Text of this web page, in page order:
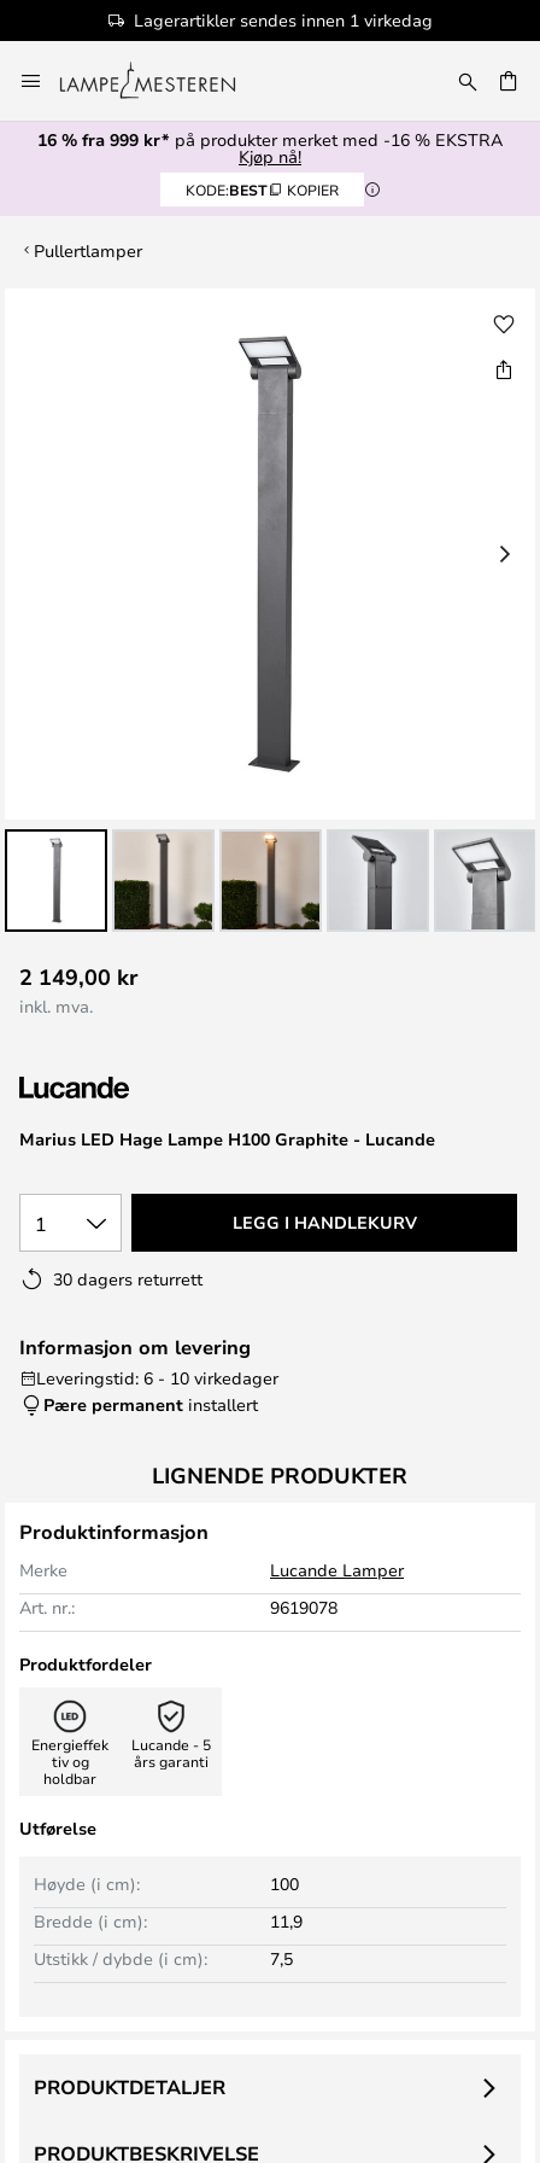
Lagerartikler sendes innen 1 virkedag
til
innhold
16 % fra 999 kr* på produkter merket med -16 % EKSTRA
Kjøp nå!
KODE:BEST KOPIER
Pullertlamper
til
begynnelsen
bildegalleri
Marius LED Hage Lampe H100 Graphite - Lucande
2 149,00 kr
inkl. mva.
1 LEGG I HANDLEKURV
30 dagers returrett
Informasjon om levering
Leveringstid: 6 - 10 virkedager
Pære permanent installert
LIGNENDE PRODUKTER
Produktinformasjon
Merke
Lucande Lamper
Art. nr.:
9619078
Produktfordeler
Energieffek
tiv og
holdbar
Lucande - 5
års garanti
Utførelse
Bredde (i cm): 11,9
Høyde (i cm): 100
Utstikk / dybde (i cm): 7,5
PRODUKTBESKRIVELSE
PRODUKTDETALJER